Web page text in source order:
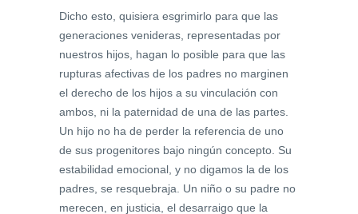
Dicho esto, quisiera esgrimirlo para que las
generaciones venideras, representadas por
nuestros hijos, hagan lo posible para que las
rupturas afectivas de los padres no marginen
el derecho de los hijos a su vinculación con
ambos, ni la paternidad de una de las partes.
Un hijo no ha de perder la referencia de uno
de sus progenitores bajo ningún concepto. Su
estabilidad emocional, y no digamos la de los
padres, se resquebraja. Un niño o su padre no
merecen, en justicia, el desarraigo que la